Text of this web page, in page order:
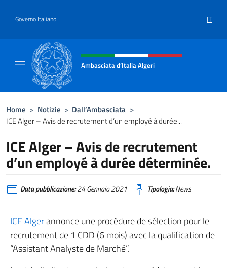
Governo Italiano IT
Intestazione sito, social e menù
Ambasciata d’Italia Algeri
Home > Notizie > Dall’Ambasciata >
ICE Alger – Avis de recrutement d’un employé à durée...
ICE Alger – Avis de recrutement
d’un employé à durée déterminée.
Data pubblicazione:24 Gennaio 2021 Tipologia:News
ICE Algerannonce une procédure de sélection pour le
recrutement de 1 CDD (6 mois) avec la qualification de
“Assistant Analyste de Marché”.